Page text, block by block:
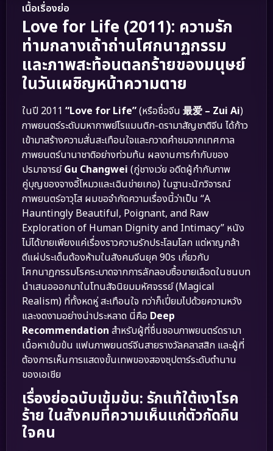
เนื้อเรื่องย่อ
Love for Life (2011): ความรัก
ท่ามกลางเถ้าถ่านโศกนาฏกรรม
และภาพสะท้อนตลกร้ายของมนุษย์
ในวันเผชิญหน้าความตาย
ในปี 2011 “Love for Life”(หรือชื่อจีน 最爱 – Zui Ai)
ภาพยนตร์ระดับมหากาพย์โรแมนติก-ดรามาสัญชาติจีน ได้ก้าว
เข้ามาสร้างความสั่นสะเทือนใจและกวาดคำชมจากเทศกาล
ภาพยนตร์นานาชาติอย่างท่วมท้น ผลงานการกำกับของ
ปรมาจารย์Gu Changwei (กู่ชางเว่ย อดีตผู้กำกับภาพ
คู่บุญของจางอี้โหมวและเฉินข่ายเกอ) ในฐานะนักวิจารณ์
ภาพยนตร์อาวุโส ผมขอจำกัดความเรื่องนี้ว่าเป็น “A
Hauntingly Beautiful, Poignant, and Raw
Exploration of Human Dignity and Intimacy” หนัง
ไม่ได้ขายเพียงแค่เรื่องราวความรักประโลมโลก แต่หาญกล้า
ตีแผ่ประเด็นต้องห้ามในสังคมจีนยุค 90s เกี่ยวกับ
โศกนาฏกรรมโรคระบาดจากการลักลอบซื้อขายเลือดในชนบท
นำเสนอออกมาในโทนสัจนิยมมหัศจรรย์ (Magical
Realism) ที่ทั้งหดหู่ สะเทือนใจ ทว่าก็เปี่ยมไปด้วยความหวัง
และงดงามอย่างน่าประหลาด นี่คือ Deep
Recommendation สำหรับผู้ที่ชื่นชอบภาพยนตร์ดรามา
เนื้อหาเข้มข้น แฟนภาพยนตร์จีนสายรางวัลคลาสสิก และผู้ที่
ต้องการเห็นการแสดงขั้นเทพของสองซุปตาร์ระดับตำนาน
ของเอเชีย
เรื่องย่อฉบับเข้มข้น: รักแท้ใต้เงาโรค
ร้าย ในสังคมที่ความเห็นแก่ตัวกัดกิน
ใจคน